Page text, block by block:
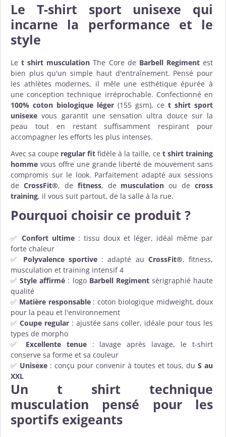
Le T-shirt sport unisexe qui
incarne la performance et le
style
Let shirt musculation The Core de Barbell Regimentest
bien plus qu'un simple haut d'entraînement. Pensé pour
les athlètes modernes, il mêle une esthétique épurée à
une conception technique irréprochable. Confectionné en
100% coton biologique léger (155 gsm), ce t shirt sport
unisexe vous garantit une sensation ultra douce sur la
peau tout en restant suffisamment respirant pour
accompagner les efforts les plus intenses.
Avec sa coupe regular fit fidèle à la taille, ce t shirt training
homme vous offre une grande liberté de mouvement sans
compromis sur le look. Parfaitement adapté aux sessions
de CrossFit®, de fitness, de musculation ou de cross
training, il vous suit partout, de la salle à la rue.
Pourquoi choisir ce produit ?
✅ Confort ultime : tissu doux et léger, idéal même par
forte chaleur
✅ Polyvalence sportive: adapté au CrossFit®, fitness,
musculation et training intensif 4
✅Style affirmé : logo Barbell Regimentsérigraphié haute
qualité
✅ Matière responsable: coton biologique midweight, doux
pour la peau et l'environnement
✅ Coupe regular: ajustée sans coller, idéale pour tous les
types de morpho
✅ Excellente tenue: lavage après lavage, le t-shirt
conserve sa forme et sa couleur
✅ Unisexe : conçu pour convenir à toutes et tous, du S au
XXL
Un t shirt technique
musculation pensé pour les
sportifs exigeants